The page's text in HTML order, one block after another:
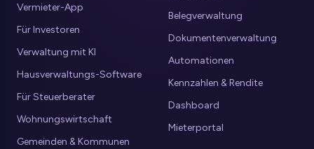
Belegverwaltung
Dokumentenverwaltung
Automationen
Kennzahlen & Rendite
Dashboard
Mieterportal
Vermieter-App
Für Investoren
Verwaltung mit KI
Hausverwaltungs-Software
Für Steuerberater
Wohnungswirtschaft
Gemeinden & Kommunen